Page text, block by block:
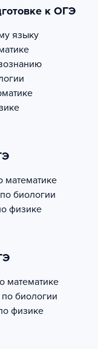
к ОГЭ
языку
математике
биологии
физике
математике
биологии
физике